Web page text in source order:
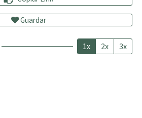
Guardar
1x 2x 3x